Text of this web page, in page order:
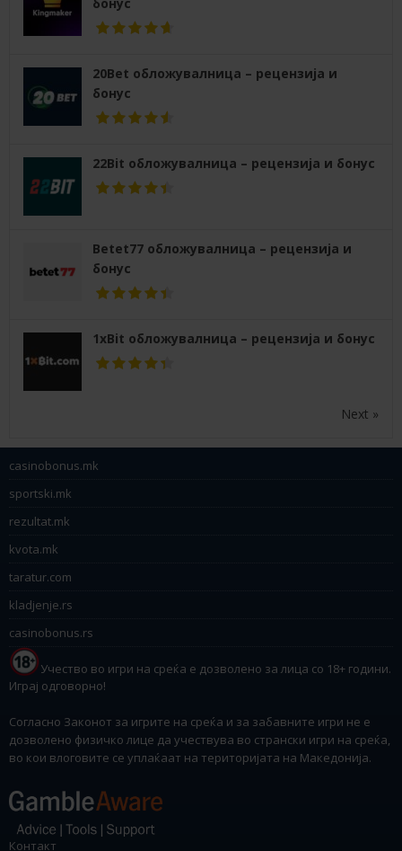
20Bet обложувалница – рецензија и
бонус
22Bit обложувалница – рецензија и бонус
Betet77 обложувалница – рецензија и
бонус
1xBit обложувалница – рецензија и бонус
Next »
casinobonus.mk
sportski.mk
rezultat.mk
kvota.mk
taratur.com
kladjenje.rs
casinobonus.rs
Учество во игри на среќа е дозволено за лица со 18+ години.
Играј одговорно!
Согласно Законот за игрите на среќа и за забавните игри не е
дозволено физичко лице да учествува во странски игри на среќа,
во кои влоговите се уплаќаат на територијата на Македонија.
Контакт